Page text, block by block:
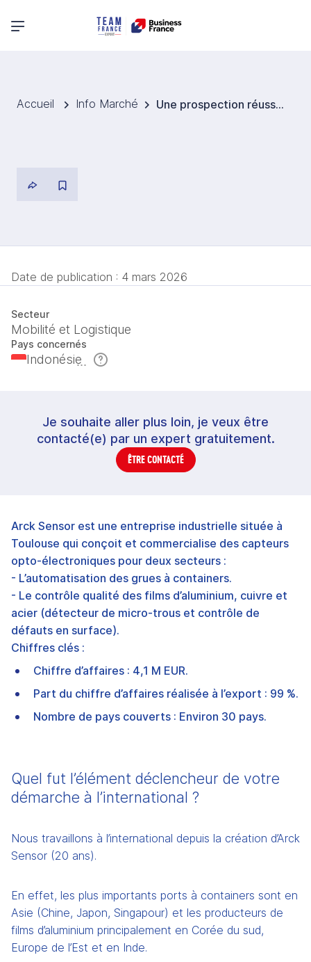
Menu principal
Accueil Info Marché Une prospection réussie au Vietnam et en Indonésie
Date de publication : 4 mars 2026
Secteur
Mobilité et Logistique
Pays concernés
Indonésie
Je souhaite aller plus loin, je veux être
contacté(e) par un expert gratuitement.
ÊTRE CONTACTÉ
Arck Sensor est une entreprise industrielle située à
Toulouse qui conçoit et commercialise des capteurs
opto-électroniques pour deux secteurs :
- L’automatisation des grues à containers.
- Le contrôle qualité des films d’aluminium, cuivre et
acier (détecteur de micro-trous et contrôle de
défauts en surface).
Chiffres clés :
Chiffre d’affaires : 4,1 M EUR.
Part du chiffre d’affaires réalisée à l’export : 99 %.
Nombre de pays couverts : Environ 30 pays.
Quel fut l’élément déclencheur de votre
démarche à l’international ?
Nous travaillons à l’international depuis la création d’Arck
Sensor (20 ans).
En effet, les plus importants ports à containers sont en
Asie (Chine, Japon, Singapour) et les producteurs de
films d’aluminium principalement en Corée du sud,
Europe de l’Est et en Inde.